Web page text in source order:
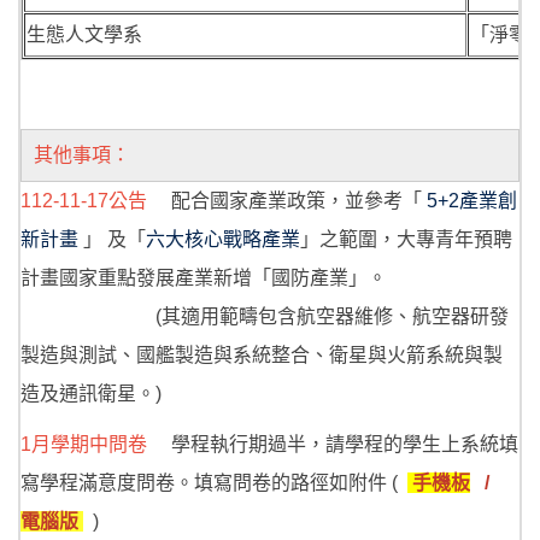
生態人文學系 「淨
其他事項：
112-11-17公告 配合國家產業政策，並參考「 5+2產業創
新計畫 」 及「 六大核心戰略產業 」之範圍，大專青年預聘
計畫國家重點發展產業新增「國防產業」。
(其適用範疇包含航空器維修、航空器研發
製造與測試、國艦製造與系統整合、衛星與火箭系統與製
造及通訊衛星。)
1月學期中問卷 學程執行期過半，請學程的學生上系統填
寫學程滿意度問卷。填寫問卷的路徑如附件 (
手機板 /
電腦版
)